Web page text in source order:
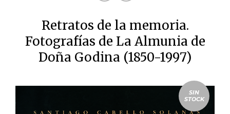
Retratos de la memoria.
Fotografías de La Almunia de
Doña Godina (1850-1997)
SIN
STOCK